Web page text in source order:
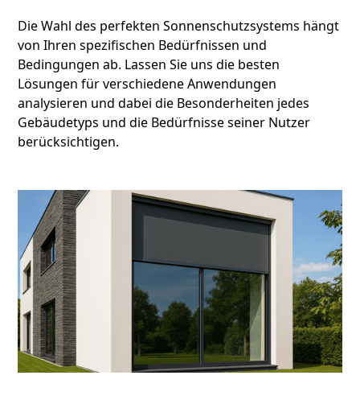
Die Wahl des perfekten Sonnenschutzsystems hängt
von Ihren spezifischen Bedürfnissen und
Bedingungen ab. Lassen Sie uns die besten
Lösungen für verschiedene Anwendungen
analysieren und dabei die Besonderheiten jedes
Gebäudetyps und die Bedürfnisse seiner Nutzer
berücksichtigen.